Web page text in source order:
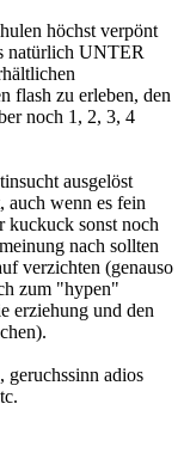
höchst verpönt
natürlich UNTER
flash zu erleben, den
noch 1, 2, 3, 4
ausgelöst
auch wenn es fein
kuckuck sonst noch
nach sollten
verzichten (genauso
zum "hypen"
erziehung und den
geruchssinn adios